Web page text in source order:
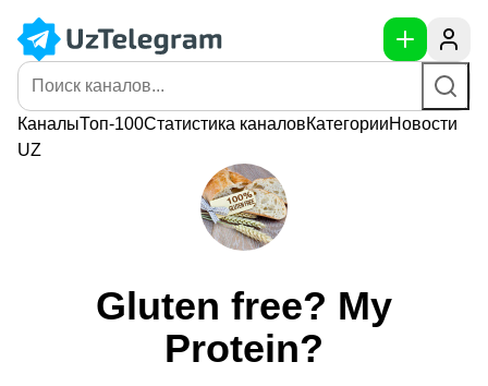
КаналыТоп-100Статистика каналовКатегорииНовости
UZ
Gluten free? My
Protein?